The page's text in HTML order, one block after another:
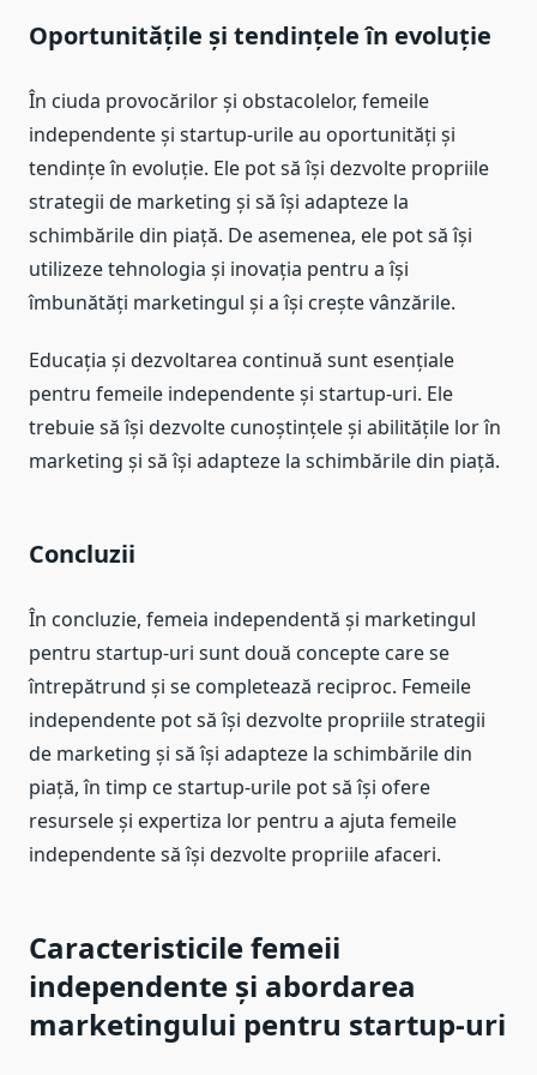
Oportunitățile și tendințele în evoluție
În ciuda provocărilor și obstacolelor, femeile
independente și startup-urile au oportunități și
tendințe în evoluție. Ele pot să își dezvolte propriile
strategii de marketing și să își adapteze la
schimbările din piață. De asemenea, ele pot să își
utilizeze tehnologia și inovația pentru a își
îmbunătăți marketingul și a își crește vânzările.
Educația și dezvoltarea continuă sunt esențiale
pentru femeile independente și startup-uri. Ele
trebuie să își dezvolte cunoștințele și abilitățile lor în
marketing și să își adapteze la schimbările din piață.
Concluzii
În concluzie, femeia independentă și marketingul
pentru startup-uri sunt două concepte care se
întrepătrund și se completează reciproc. Femeile
independente pot să își dezvolte propriile strategii
de marketing și să își adapteze la schimbările din
piață, în timp ce startup-urile pot să își ofere
resursele și expertiza lor pentru a ajuta femeile
independente să își dezvolte propriile afaceri.
Caracteristicile femeii
independente și abordarea
marketingului pentru startup-uri